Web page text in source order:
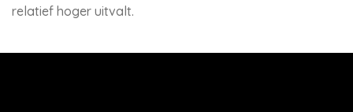
relatief hoger uitvalt.